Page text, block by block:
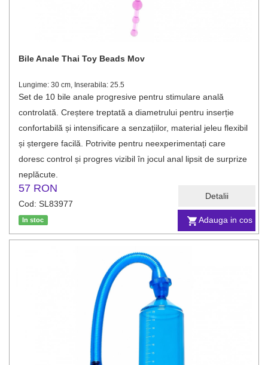
Adauga in cos
Detalii
Bile Anale Thai Toy Beads Mov
Lungime: 30 cm, Inserabila: 25.5
Set de 10 bile anale progresive pentru stimulare anală
controlată. Creștere treptată a diametrului pentru inserție
confortabilă și intensificare a senzațiilor, material jeleu flexibil
și ștergere facilă. Potrivite pentru neexperimentați care
doresc control și progres vizibil în jocul anal lipsit de surprize
neplăcute.
57 RON
Cod: SL83977
In stoc